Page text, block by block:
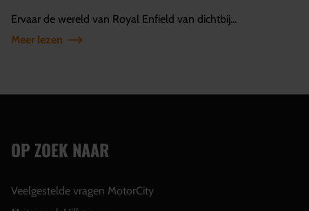
Ervaar de wereld van Royal Enfield van dichtbij...
Meer lezen
OP ZOEK NAAR
Veelgestelde vragen MotorCity